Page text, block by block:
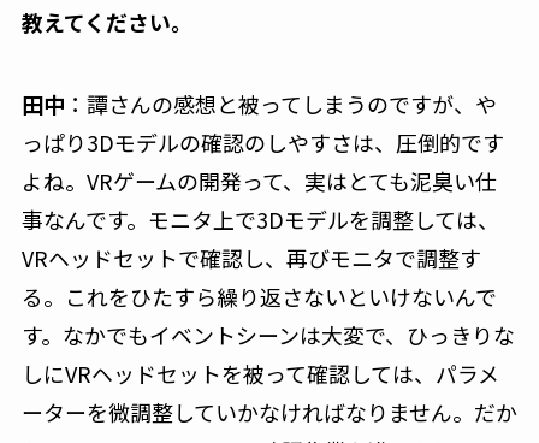
教えてください。
田中 ：譚さんの感想と被ってしまうのですが、や
っぱり3Dモデルの確認のしやすさは、圧倒的です
よね。VRゲームの開発って、実はとても泥臭い仕
事なんです。モニタ上で3Dモデルを調整しては、
VRヘッドセットで確認し、再びモニタで調整す
る。これをひたすら繰り返さないといけないんで
す。なかでもイベントシーンは大変で、ひっきりな
しにVRヘッドセットを被って確認しては、パラメ
ーターを微調整していかなければなりません。だか